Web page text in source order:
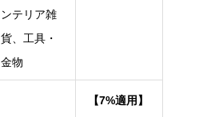
ンテリア雑
貨、工具・
金物
【7%適用】